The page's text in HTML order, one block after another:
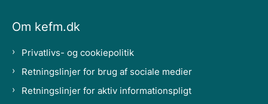
Om kefm.dk
Privatlivs- og cookiepolitik
Retningslinjer for brug af sociale medier
Retningslinjer for aktiv informationspligt